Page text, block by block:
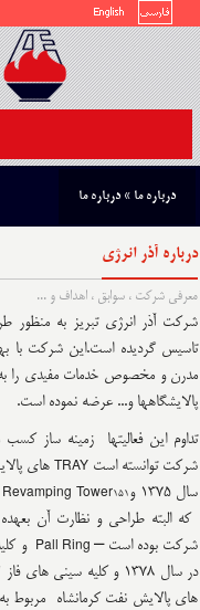
درباره ما » درباره ما
درباره آذر انرژی
معرفی شرکت ، سوابق ، اهداف و ...
شرکت آذر انرژی تبریز به منظور
تاسیس گردیده است.این شرکت با
مدرن و مخصوص خدمات مفیدی را
پالایشگاهها و... عرضه نموده است.
تداوم این فعالیتها زمینه ساز
شرکت توانسته است TRAY های
سال 1375 و
Revamping Tower151
که البته طراحی و نظارت آن
شرکت بوده است –
و